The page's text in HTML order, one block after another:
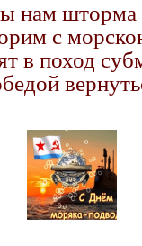
нам шторма
с
в поход